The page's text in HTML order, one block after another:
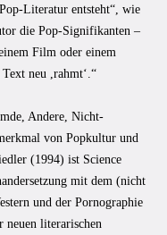
Literatur entsteht“, wie
die Pop-Signifikanten –
Film oder einem
neu ,rahmt‘.“
Andere, Nicht-
von Popkultur und
(1994) ist Science
mit dem (nicht
und der Pornographie
neuen literarischen